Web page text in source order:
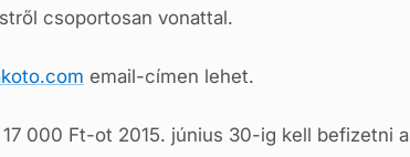
csoportosan vonattal.
email-címen lehet.
000 Ft-ot 2015. június 30-ig kell befizetni